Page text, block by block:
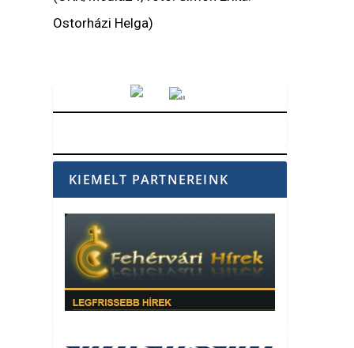
Ostorházi Helga)
KIEMELT PARTNEREINK